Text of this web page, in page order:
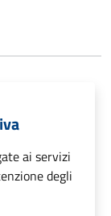
ai servizi
degli